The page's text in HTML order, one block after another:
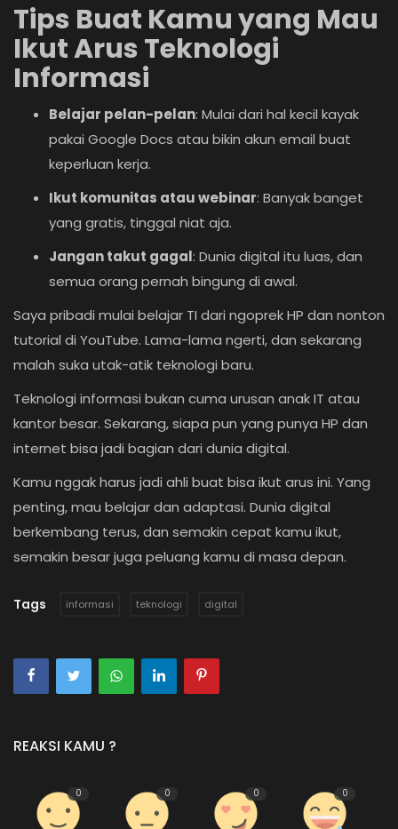
Tips Buat Kamu yang Mau
Ikut Arus Teknologi
Informasi
Belajar pelan-pelan: Mulai dari hal kecil kayak
pakai Google Docs atau bikin akun email buat
keperluan kerja.
Ikut komunitas atau webinar: Banyak banget
yang gratis, tinggal niat aja.
Jangan takut gagal: Dunia digital itu luas, dan
semua orang pernah bingung di awal.
Saya pribadi mulai belajar TI dari ngoprek HP dan nonton
tutorial di YouTube. Lama-lama ngerti, dan sekarang
malah suka utak-atik teknologi baru.
Teknologi informasi bukan cuma urusan anak IT atau
kantor besar. Sekarang, siapa pun yang punya HP dan
internet bisa jadi bagian dari dunia digital.
Kamu nggak harus jadi ahli buat bisa ikut arus ini. Yang
penting, mau belajar dan adaptasi. Dunia digital
berkembang terus, dan semakin cepat kamu ikut,
semakin besar juga peluang kamu di masa depan.
Tags informasi teknologi digital
REAKSI KAMU ?
0 0 0 0